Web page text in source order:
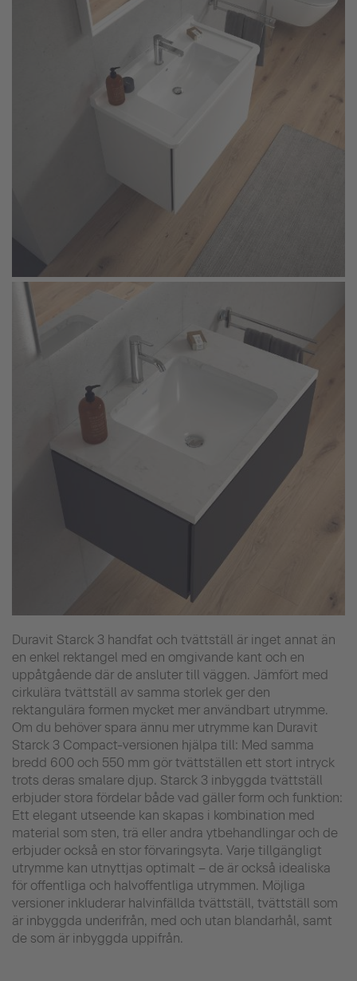
Duravit Starck 3 handfat och tvättställ är inget annat än
en enkel rektangel med en omgivande kant och en
uppåtgående där de ansluter till väggen. Jämfört med
cirkulära tvättställ av samma storlek ger den
rektangulära formen mycket mer användbart utrymme.
Om du behöver spara ännu mer utrymme kan Duravit
Starck 3 Compact-versionen hjälpa till: Med samma
bredd 600 och 550 mm gör tvättställen ett stort intryck
trots deras smalare djup. Starck 3 inbyggda tvättställ
erbjuder stora fördelar både vad gäller form och funktion:
Ett elegant utseende kan skapas i kombination med
material som sten, trä eller andra ytbehandlingar och de
erbjuder också en stor förvaringsyta. Varje tillgängligt
utrymme kan utnyttjas optimalt – de är också idealiska
för offentliga och halvoffentliga utrymmen. Möjliga
versioner inkluderar halvinfällda tvättställ, tvättställ som
är inbyggda underifrån, med och utan blandarhål, samt
de som är inbyggda uppifrån.